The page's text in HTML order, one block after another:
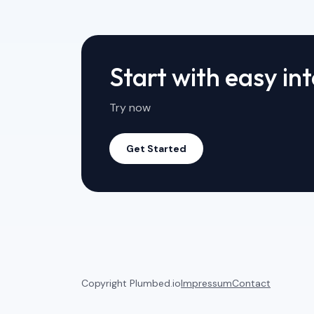
Start with easy
Try now
Get Started
Copyright Plumbed.ioImpressumContact